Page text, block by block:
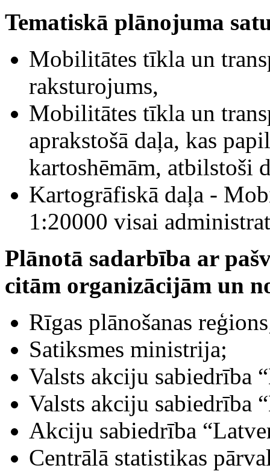
Tematiskā plānojuma
Mobilitātes tīkla un
raksturojums,
Mobilitātes tīkla un
aprakstošā daļa, kas
kartoshēmām, atbilstoši
Kartogrāfiskā daļa -
1:20000 visai
Plānotā sadarbība ar
citām organizācijām un
Rīgas plānošanas
Satiksmes ministrija;
Valsts akciju sabiedrība
Valsts akciju sabiedrība
Akciju sabiedrība
Centrālā statistikas